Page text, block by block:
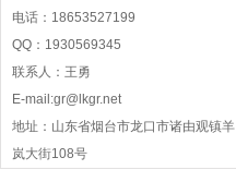
电话：18653527199
QQ：1930569345
联系人：王勇
E-mail:gr@lkgr.net
地址：山东省烟台市龙口市诸由观镇羊
岚大街108号